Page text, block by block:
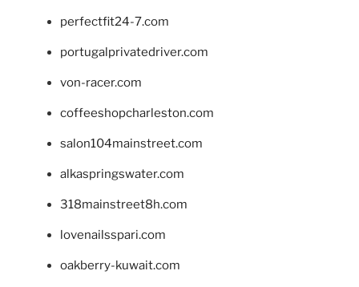
perfectfit24-7.com
portugalprivatedriver.com
von-racer.com
coffeeshopcharleston.com
salon104mainstreet.com
alkaspringswater.com
318mainstreet8h.com
lovenailsspari.com
oakberry-kuwait.com